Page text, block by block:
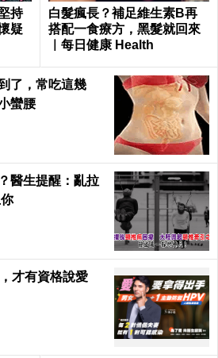
持
疑
白髮瘋長？補足維生素B再
搭配一食療方，黑髮就回來
｜每日健康 Health
了，常吃這幾
蠻腰
醫生提醒：亂拉
才有資格說愛